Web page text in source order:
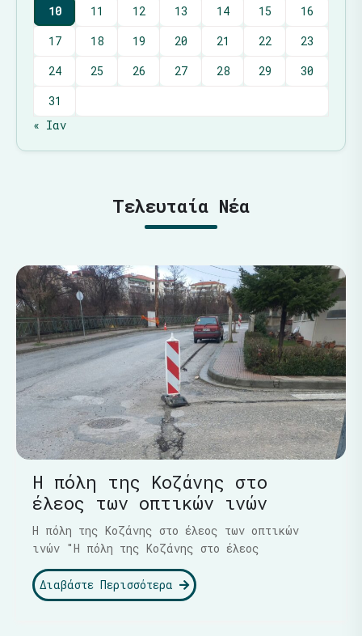
10
11 12 13 14 15
16
17
18 19 20 21 22
23
24
25 26 27 28 29
30
31
« Ιαν
Τελευταία Νέα
Η πόλη της Κοζάνης στο
έλεος των οπτικών ινών
Η πόλη της Κοζάνης στο έλεος των οπτικών
ινών "Η πόλη της Κοζάνης στο έλεος
Διαβάστε Περισσότερα